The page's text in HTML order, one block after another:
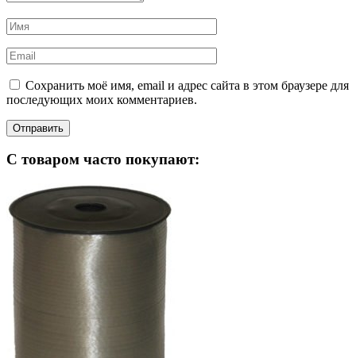
Сохранить моё имя, email и адрес сайта в этом браузере для
последующих моих комментариев.
С товаром часто покупают: